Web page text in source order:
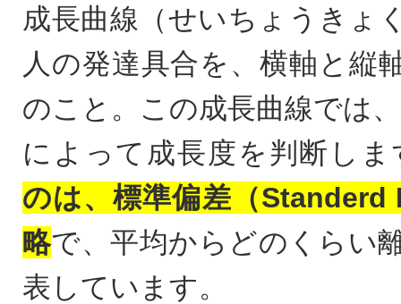
成長曲線（せいちょうきょ
人の発達具合を、横軸と縦
のこと。この成長曲線では
によって成長度を判断しま
のは、標準偏差（Standerd
略で、平均からどのくらい
表しています。